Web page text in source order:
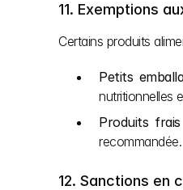
11. Exemptions
Certains produits
Petits
nutritionnelles
Produits frais
recommandée.
12. Sanctions en